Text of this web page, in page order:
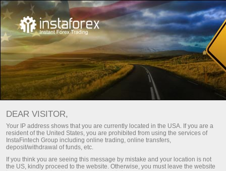
Головна Трейдерам Торгові умови Торгова платформа
Торгова платформа
Кожен клієнт ІнстаФорекс має можливість вибору
платформи, яка більшою мірою відповідає інтересам і
вподобанням трейдера в роботі на світових фінансових
майданчиках. На сьогоднішній день компанія пропонує
кілька видів найпопулярніших торгових терміналів. Варто
DEAR VISITOR,
Your IP address shows that you are currently located in the USA. If you are a
resident of the United States, you are prohibited from using the services of
InstaFintech Group including online trading, online transfers,
deposit/withdrawal of funds, etc.
If you think you are seeing this message by mistake and your location is not
the US, kindly proceed to the website. Otherwise, you must leave the website